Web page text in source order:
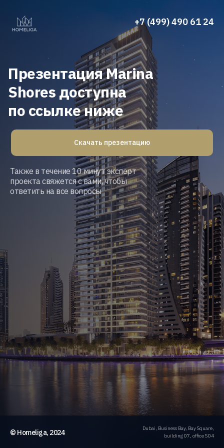
Презентация Marina
Shores доступна
по ссылке ниже
Также в течение 10 минут эксперт
проекта свяжется с вами, чтобы
ответить на все вопросы
+7 (499) 490 61 24
Dubai, Business Bay, Bay Square,
building 07, office 504
© Homeliga, 2024
Скачать презентацию